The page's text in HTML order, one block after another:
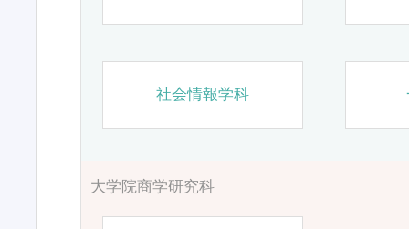
社会情報学科
大学院商学研究科